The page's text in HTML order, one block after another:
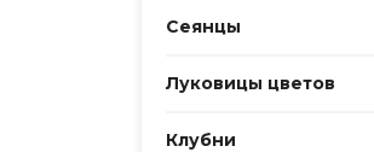
Сеянцы
Луковицы цветов
Клубни